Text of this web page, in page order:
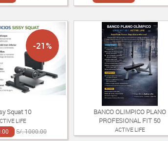
Squat 10
LIFE
S/. 1000.00
-21%
BANCO OLIMPICO PLANO
PROFESIONAL FIT 50
ACTIVE LIFE